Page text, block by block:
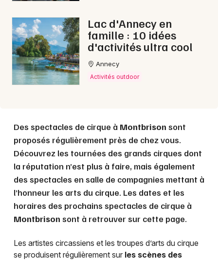
42 - Loire
Choisir mes départements
Mon email
Lac d'Annecy en
famille : 10 idées
d'activités ultra cool
Annecy
Activités outdoor
Des spectacles de cirque à Montbrison sont
proposés régulièrement près de chez vous.
Découvrez les tournées des grands cirques dont
la réputation n’est plus à faire, mais également
des spectacles en salle de compagnies mettant à
l’honneur les arts du cirque. Les dates et les
horaires des prochains spectacles de cirque à
Montbrison sont à retrouver sur cette page.
Les artistes circassiens et les troupes d’arts du cirque
se produisent régulièrement sur les scènes des